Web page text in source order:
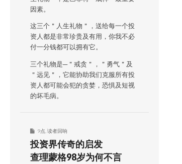
因素。
这三个＂人生礼物＂，送给每一个投
资人都是非常珍贵及有用，你我不必
付一分钱都可以拥有它。
三个礼物是─＂戒贪＂，＂勇气＂及
＂远见＂，它能协助我们克服所有投
资人都可能会犯的贪婪，恐惧及短视
的坏毛病。
9点 读者回响
投资界传奇的启发
查理蒙格98岁为何不言